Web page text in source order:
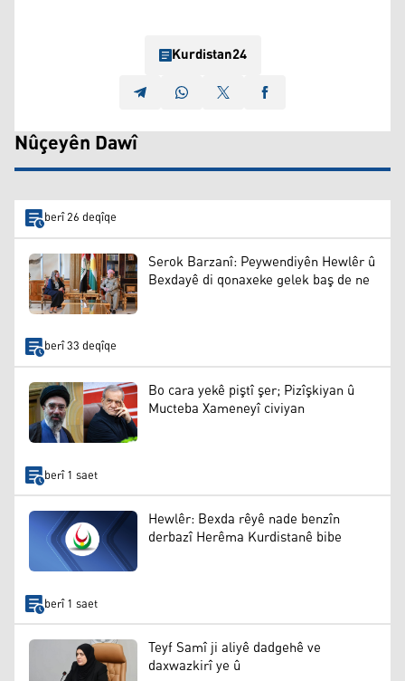
Kurdistan24
Nûçeyên Dawî
berî 26 deqîqe
Serok Barzanî: Peywendiyên Hewlêr û
Bexdayê di qonaxeke gelek baş de ne
berî 33 deqîqe
Bo cara yekê piştî şer; Pizîşkiyan û
Mucteba Xameneyî civiyan
berî 1 saet
Hewlêr: Bexda rêyê nade benzîn
derbazî Herêma Kurdistanê bibe
berî 1 saet
Teyf Samî ji aliyê dadgehê ve
daxwazkirî ye û